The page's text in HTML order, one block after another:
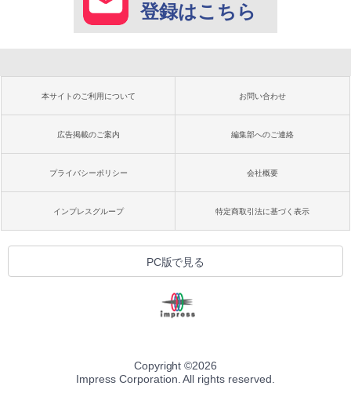
登録はこちら
本サイトのご利用について お問い合わせ
広告掲載のご案内 編集部へのご連絡
プライバシーポリシー 会社概要
インプレスグループ 特定商取引法に基づく表示
PC版で見る
Copyright ©2026
Impress Corporation. All rights reserved.